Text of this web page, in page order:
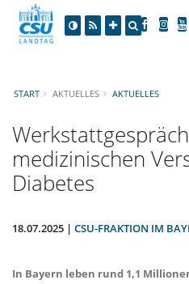
START AKTUELLES AKTUELLES
medizinischen
Diabetes
18.07.2025 | CSU-FRAKTION IM
In Bayern leben rund 1,1